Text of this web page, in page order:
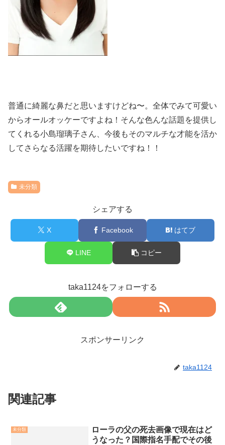
普通に綺麗な鼻だと思いますけどね〜。全体でみて可愛い
からオールオッケーですよね！そんな色んな話題を提供し
てくれる小島瑠璃子さん、今後もそのマルチな才能を活か
してさらなる活躍を期待したいですね！！
未分類
シェアする
X Facebook はてブ
LINE コピー
taka1124をフォローする
スポンサーリンク
taka1124
関連記事
未分類
ローラの父の死去画像で現在はど
うなった？国際指名手配でその後